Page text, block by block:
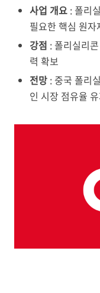
사업 개요 : 폴리
필요한 핵심 원자
강점 : 폴리실리
력 확보
전망 : 중국 폴리
인 시장 점유율